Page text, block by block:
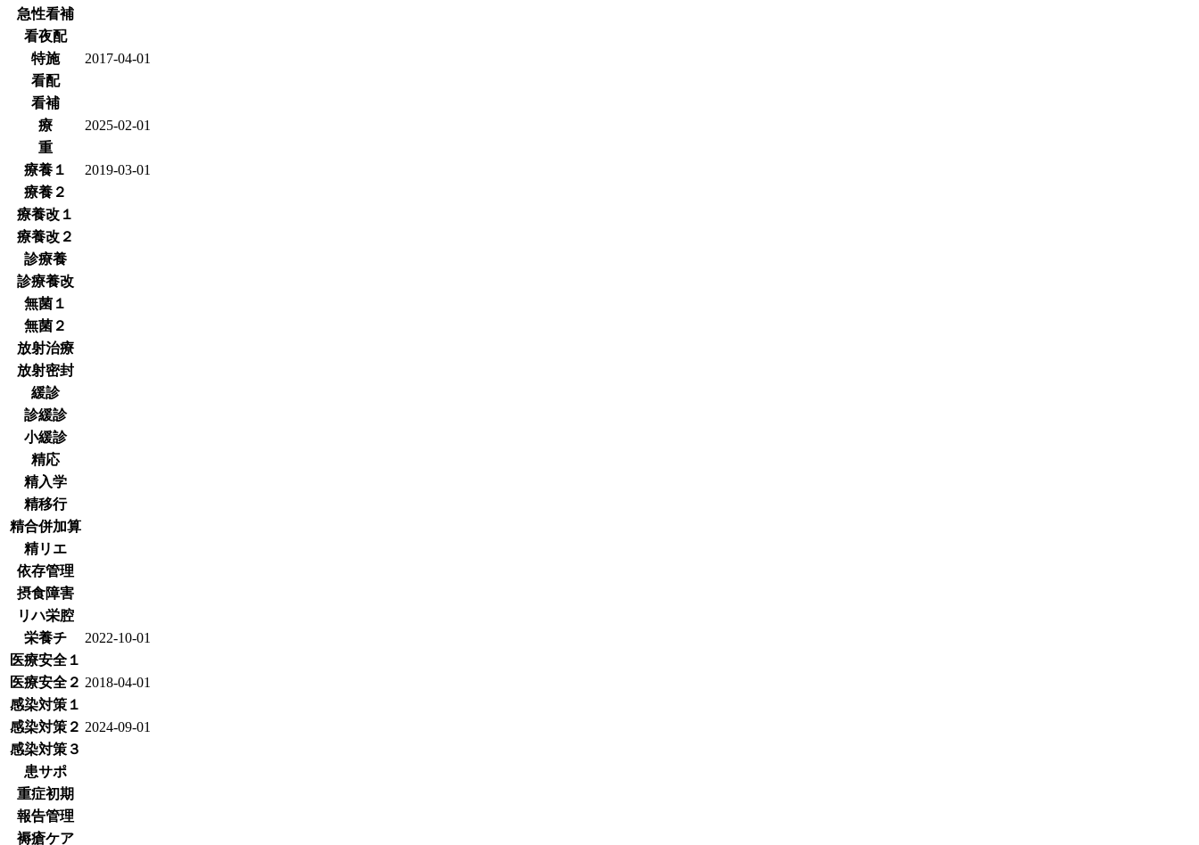
急性看補
看夜配
特施
2017-04-01
看配
看補
療
2025-02-01
重
療養１
2019-03-01
療養２
療養改１
療養改２
診療養
診療養改
無菌１
無菌２
放射治療
放射密封
緩診
診緩診
小緩診
精応
精入学
精移行
精合併加算
精リエ
依存管理
摂食障害
リハ栄腔
栄養チ
2022-10-01
医療安全１
医療安全２ 2018-04-01
感染対策１
感染対策２ 2024-09-01
感染対策３
患サポ
重症初期
報告管理
褥瘡ケア